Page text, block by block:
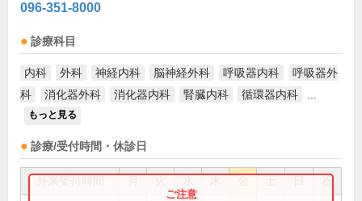
096-351-8000
診療科目
内科 外科 神経内科 脳神経外科 呼吸器内科
呼吸器外
科
消化器外科 消化器内科 腎臓内科 循環器内科
もっと見る
診療/受付時間・休診日
祝